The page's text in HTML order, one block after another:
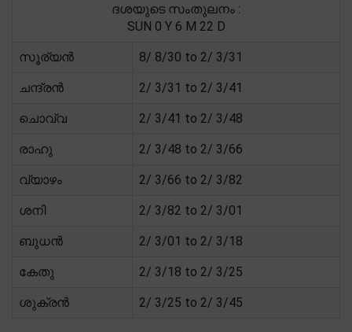
ദശയുടെ സംതുലനം :
SUN 0 Y 6 M 22 D
സൂര്യൻ 8/ 8/30 to 2/ 3/31
ചന്ദ്രൻ 2/ 3/31 to 2/ 3/41
ചൊവ്വ 2/ 3/41 to 2/ 3/48
രാഹു 2/ 3/48 to 2/ 3/66
വ്യാഴം 2/ 3/66 to 2/ 3/82
ശനി 2/ 3/82 to 2/ 3/01
ബുധൻ 2/ 3/01 to 2/ 3/18
കേതു 2/ 3/18 to 2/ 3/25
ശുക്രൻ 2/ 3/25 to 2/ 3/45